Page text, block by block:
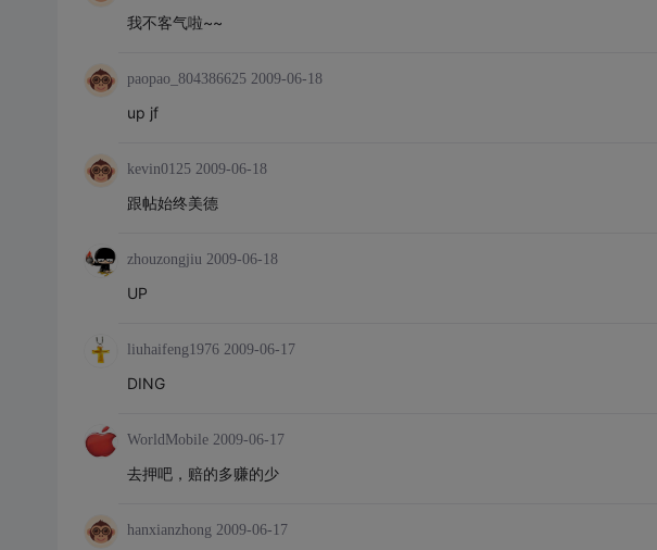
我不客气啦~~
paopao_804386625 2009-06-18
up jf
kevin0125 2009-06-18
跟帖始终美德
zhouzongjiu 2009-06-18
UP
liuhaifeng1976 2009-06-17
DING
WorldMobile 2009-06-17
去押吧，赔的多赚的少
hanxianzhong 2009-06-17